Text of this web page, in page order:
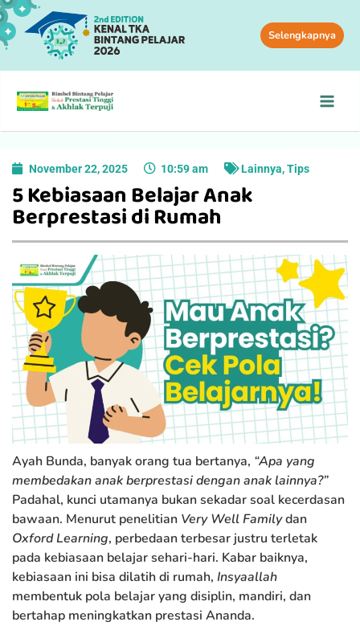
Selengkapnya
November 22, 2025 10:59 am Lainnya,Tips
5 Kebiasaan Belajar Anak
Berprestasi di Rumah
Ayah Bunda, banyak orang tua bertanya, “Apa yang
membedakan anak berprestasi dengan anak lainnya?”
Padahal, kunci utamanya bukan sekadar soal kecerdasan
bawaan. Menurut penelitian Very Well Familydan
Oxford Learning, perbedaan terbesar justru terletak
pada kebiasaan belajar sehari-hari. Kabar baiknya,
kebiasaan ini bisa dilatih di rumah, Insyaallah
membentuk pola belajar yang disiplin, mandiri, dan
bertahap meningkatkan prestasi Ananda.